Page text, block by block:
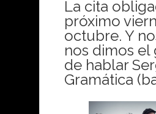
La cita
próximo
octubre. Y
nos dimos el
de hablar
Gramática